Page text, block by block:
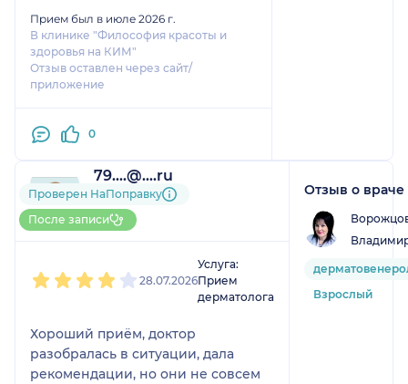
Прием был в июле 2026 г.
В клинике "Философия красоты и
здоровья на КИМ"
Отзыв оставлен через сайт/
приложение
0
79....@....ru
1 отзыв
До 5 записей через
НаПоправку
Проверен НаПоправку
После записи
28.07.2026
Услуга:
Прием
дерматолога
Хороший приём, доктор
разобралась в ситуации, дала
рекомендации, но они не совсем
Отзыв о враче
Взрослый